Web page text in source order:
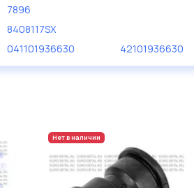
7896
8408117SX
041101936630 42101936630
Нет в наличии